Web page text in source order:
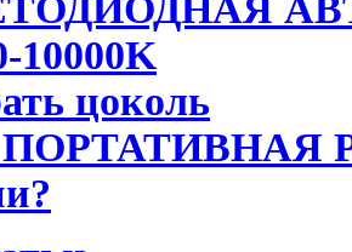
10000K
цоколь
ПОРТАТИВНАЯ